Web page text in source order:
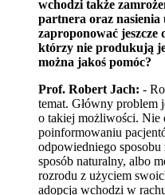
wchodzi także
partnera oraz nasienia
zaproponować jeszcze
którzy nie produkują
można jakoś pomóc?
Prof. Robert Jach: -
temat. Główny problem
o takiej możliwości. Nie
poinformowaniu
odpowiedniego sposobu
sposób naturalny, albo
rozrodu z użyciem
adopcja wchodzi w